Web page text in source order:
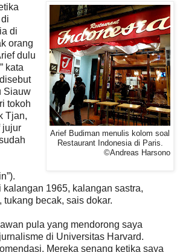
Arief Budiman menulis kolom soal
Restaurant Indonesia di Paris.
©Andreas Harsono
di
orang
dulu
kata
Siauw
tokoh
Tjan,
jujur
kalangan 1965, kalangan sastra,
tukang becak, sais dokar.
pula yang mendorong saya
di Universitas Harvard.
Mereka senang ketika saya